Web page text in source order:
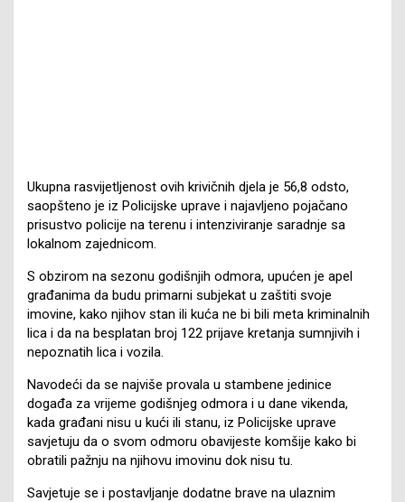
Ukupna rasvijetljenost ovih krivičnih djela je 56,8 odsto,
saopšteno je iz Policijske uprave i najavljeno pojačano
prisustvo policije na terenu i intenziviranje saradnje sa
lokalnom zajednicom.
S obzirom na sezonu godišnjih odmora, upućen je apel
građanima da budu primarni subjekat u zaštiti svoje
imovine, kako njihov stan ili kuća ne bi bili meta kriminalnih
lica i da na besplatan broj 122 prijave kretanja sumnjivih i
nepoznatih lica i vozila.
Navodeći da se najviše provala u stambene jedinice
događa za vrijeme godišnjeg odmora i u dane vikenda,
kada građani nisu u kući ili stanu, iz Policijske uprave
savjetuju da o svom odmoru obavijeste komšije kako bi
obratili pažnju na njihovu imovinu dok nisu tu.
Savjetuje se i postavljanje dodatne brave na ulaznim